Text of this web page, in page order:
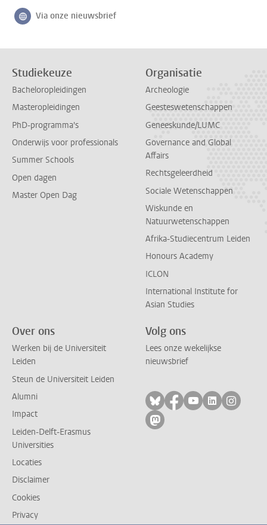
Via onze nieuwsbrief
Studiekeuze
Bacheloropleidingen
Masteropleidingen
PhD-programma's
Onderwijs voor professionals
Summer Schools
Open dagen
Master Open Dag
Organisatie
Archeologie
Geesteswetenschappen
Geneeskunde/LUMC
Governance and Global
Affairs
Rechtsgeleerdheid
Sociale Wetenschappen
Wiskunde en
Natuurwetenschappen
Afrika-Studiecentrum Leiden
Honours Academy
ICLON
International Institute for
Asian Studies
Over ons
Werken bij de Universiteit
Leiden
Steun de Universiteit Leiden
Alumni
Impact
Leiden-Delft-Erasmus
Universities
Locaties
Disclaimer
Cookies
Privacy
Volg ons
Lees onze wekelijkse
nieuwsbrief
Volg ons op bluesky
Volg ons op
Volg ons op
Volg ons
Volg
Volg ons op mastodon